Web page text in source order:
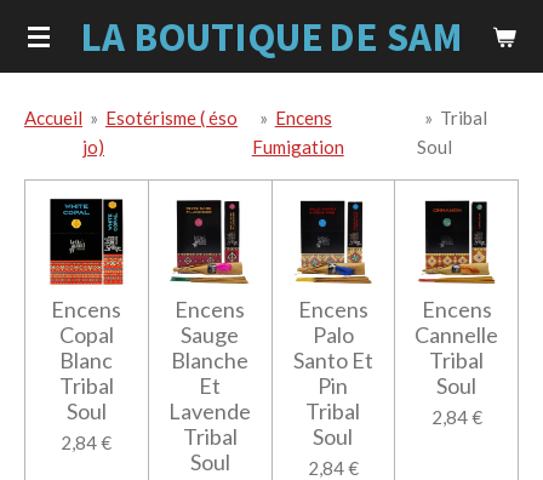
Passer
au
principal
LA BOUTIQUE DE SAM
Accueil » Esotérisme ( éso
jo)
» Encens
Fumigation
» Tribal
Soul
Encens
Copal
Blanc
Tribal
Soul
2,84 €
Encens
Sauge
Blanche
Et
Lavende
Tribal
Soul
Encens
Palo
Santo Et
Pin
Tribal
Soul
2,84 €
Encens
Cannelle
Tribal
Soul
2,84 €